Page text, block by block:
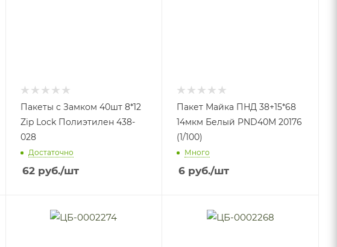
Пакеты с Замком 40шт 8*12
Zip Lock Полиэтилен 438-
028
Достаточно
62руб./шт
Пакет Майка ПНД 38+15*68
14мкм Белый PND40M 20176
(1/100)
Много
6 руб./шт